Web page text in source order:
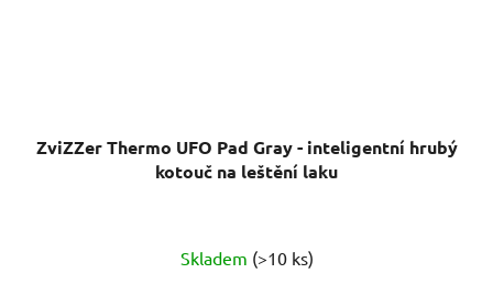
ZviZZer Thermo UFO Pad Gray - inteligentní hrubý
kotouč na leštění laku
Skladem (>10 ks)